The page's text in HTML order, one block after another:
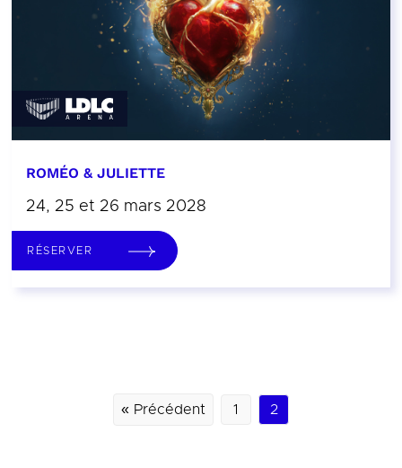
ROMÉO & JULIETTE
24, 25 et 26 mars 2028
RÉSERVER
« Précédent 1 2